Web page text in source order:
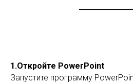
1.Откройте PowerPoint
Запустите программу